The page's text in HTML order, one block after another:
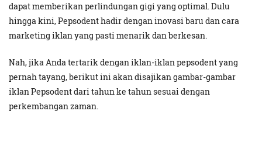
dapat memberikan perlindungan gigi yang optimal. Dulu
hingga kini, Pepsodent hadir dengan inovasi baru dan cara
marketing iklan yang pasti menarik dan berkesan.
Nah, jika Anda tertarik dengan iklan-iklan pepsodent yang
pernah tayang, berikut ini akan disajikan gambar-gambar
iklan Pepsodent dari tahun ke tahun sesuai dengan
perkembangan zaman.